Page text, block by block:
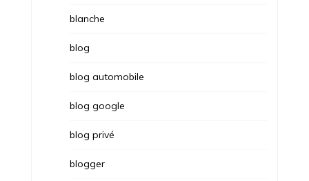
blanche
blog
blog automobile
blog google
blog privé
blogger